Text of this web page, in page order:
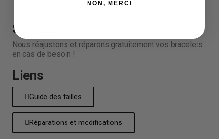
48h ouvrables !
Service
Nous réajustons et réparons gratuitement vos bracelets
en cas de besoin !
Liens
Guide des tailles
Réparations et modifications
NON, MERCI